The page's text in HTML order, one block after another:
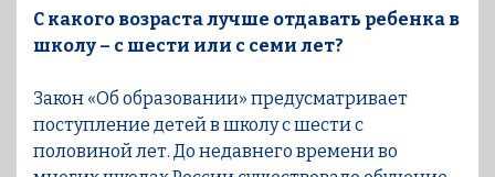
С какого возраста лучше отдавать ребенка в
школу – с шести или с семи лет?
Закон «Об образовании» предусматривает
поступление детей в школу с шести с
половиной лет. До недавнего времени во